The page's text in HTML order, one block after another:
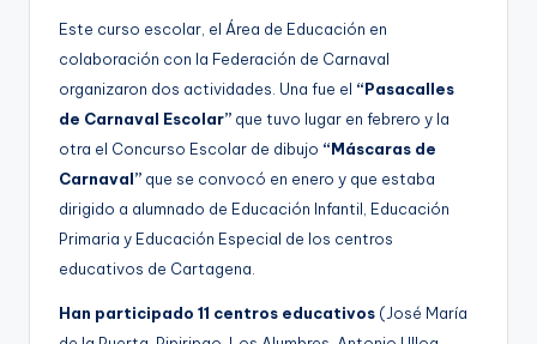
Este curso escolar, el Área de Educación en
colaboración con la Federación de Carnaval
organizaron dos actividades. Una fue el “Pasacalles
de Carnaval Escolar” que tuvo lugar en febrero y la
otra el Concurso Escolar de dibujo “Máscaras de
Carnaval” que se convocó en enero y que estaba
dirigido a alumnado de Educación Infantil, Educación
Primaria y Educación Especial de los centros
educativos de Cartagena.
Han participado 11 centros educativos (José María